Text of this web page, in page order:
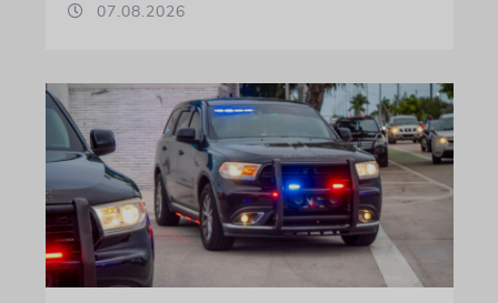
07.08.2026